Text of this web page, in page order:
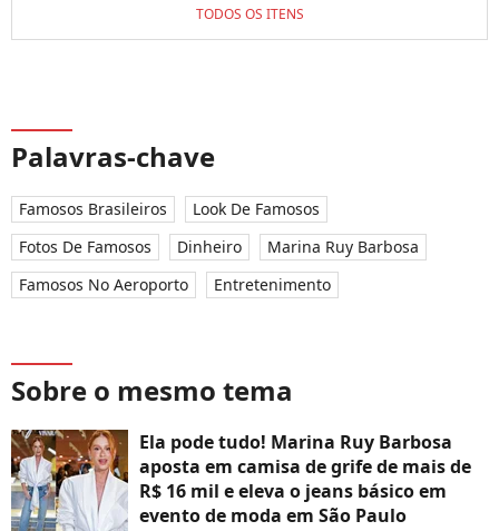
TODOS OS ITENS
Palavras-chave
Famosos Brasileiros
Look De Famosos
Fotos De Famosos
Dinheiro
Marina Ruy Barbosa
Famosos No Aeroporto
Entretenimento
Sobre o mesmo tema
Ela pode tudo! Marina Ruy Barbosa
aposta em camisa de grife de mais de
R$ 16 mil e eleva o jeans básico em
evento de moda em São Paulo